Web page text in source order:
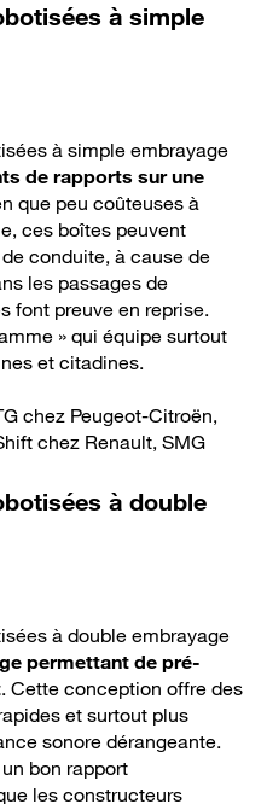
à simple
à simple embrayage
de rapports sur une
que peu coûteuses à
ces boîtes peuvent
conduite, à cause de
les passages de
font preuve en reprise.
» qui équipe surtout
et citadines.
chez Peugeot-Citroën,
chez Renault, SMG
à double
à double embrayage
permettant de pré-
. Cette conception offre des
et surtout plus
sonore dérangeante.
bon rapport
les constructeurs